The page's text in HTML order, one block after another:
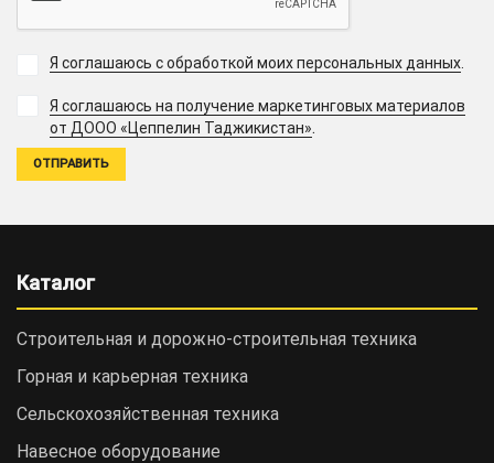
Я соглашаюсь с обработкой моих персональных данных
Я соглашаюсь на получение маркетинговых материалов
от ДООО «Цеппелин Таджикистан».
Каталог
Строительная и дорожно-cтроительная техника
Горная и карьерная техника
Сельскохозяйственная техника
Навесное оборудование